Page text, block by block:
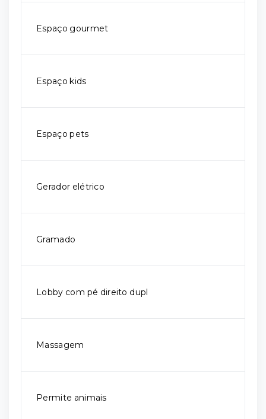
Espaço gourmet
Espaço kids
Espaço pets
Gerador elétrico
Gramado
Lobby com pé direito dupl
Massagem
Permite animais